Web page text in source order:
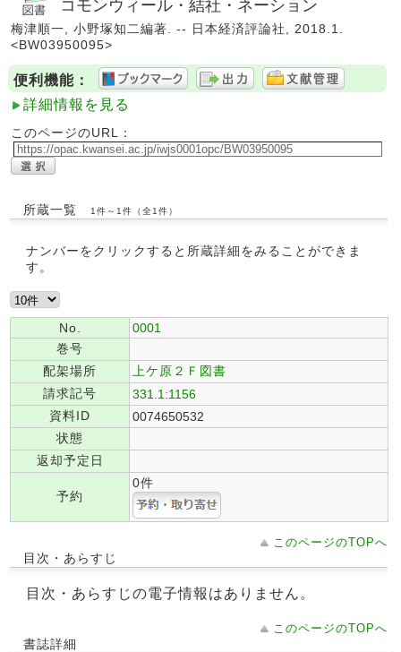
コモンウィール・結社・ネーション
梅津順一, 小野塚知二編著. -- 日本経済評論社, 2018.1.
<BW03950095>
便利機能：
詳細情報を見る
このページのURL：
所蔵一覧 1件～1件（全1件）
ナンバーをクリックすると所蔵詳細をみることができま
す。
No.
0001
巻号
配架場所
上ケ原２Ｆ図書
請求記号
331.1:1156
資料ID
0074650532
状態
返却予定日
予約
0件
このページのTOPへ
目次・あらすじ
目次・あらすじの電子情報はありません。
このページのTOPへ
書誌詳細